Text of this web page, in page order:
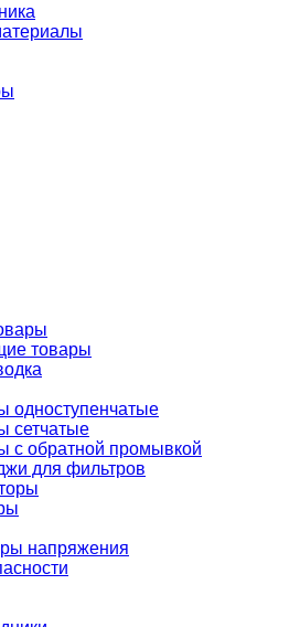
товары
одноступенчатые
сетчатые
с обратной промывкой
для фильтров
напряжения